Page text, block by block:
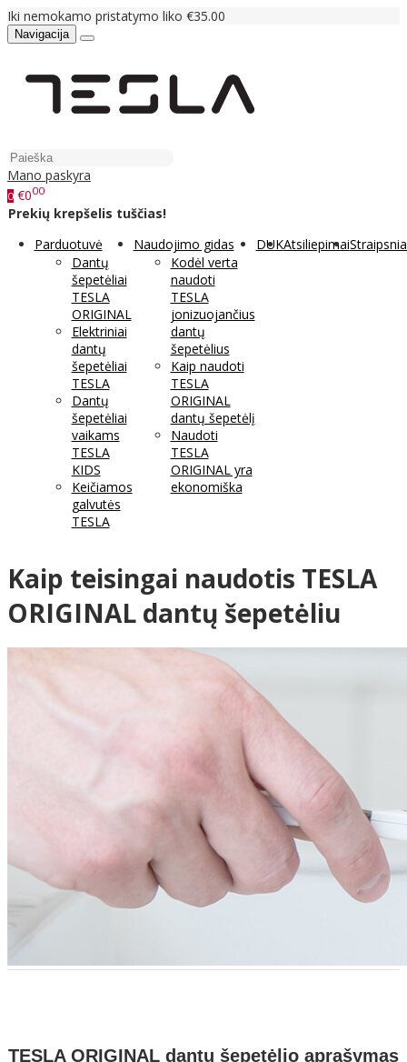
Iki nemokamo pristatymo liko €35.00
Navigacija
Mano paskyra
0 €000
Prekių krepšelis tuščias!
Parduotuvė
Dantų
šepetėliai
TESLA
ORIGINAL
Elektriniai
dantų
šepetėliai
TESLA
Dantų
šepetėliai
vaikams
TESLA
KIDS
Keičiamos
galvutės
TESLA
Naudojimo gidas
Kodėl verta
naudoti
TESLA
jonizuojančius
dantų
šepetėlius
Kaip naudoti
TESLA
ORIGINAL
dantų šepetėlį
Naudoti
TESLA
ORIGINAL yra
ekonomiška
DUKAtsiliepimai
Kaip teisingai naudotis TESLA
ORIGINAL dantų šepetėliu
TESLA ORIGINAL dantų šepetėlio aprašymas